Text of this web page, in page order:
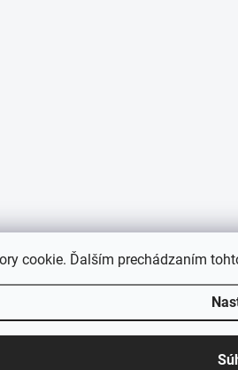
cookie. Ďalším prechádzaním